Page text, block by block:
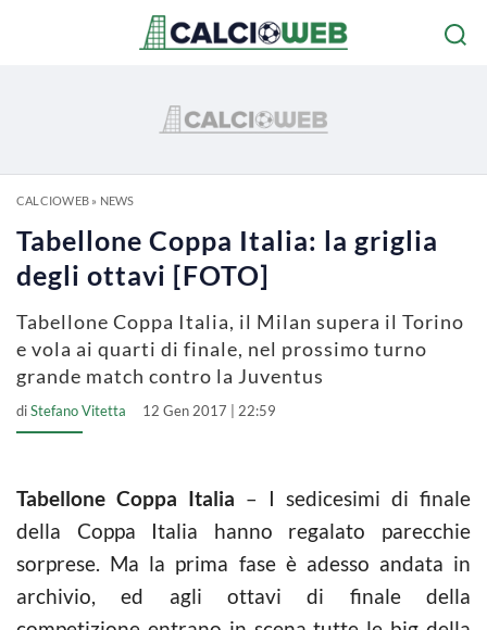
CALCIOWEB» NEWS
Tabellone Coppa Italia: la griglia
degli ottavi [FOTO]
Tabellone Coppa Italia, il Milan supera il Torino
e vola ai quarti di finale, nel prossimo turno
grande match contro la Juventus
diStefano Vitetta 12 Gen 2017 | 22:59
Tabellone Coppa Italia – I sedicesimi di finale
della Coppa Italia hanno regalato parecchie
sorprese. Ma la prima fase è adesso andata in
archivio, ed agli ottavi di finale della